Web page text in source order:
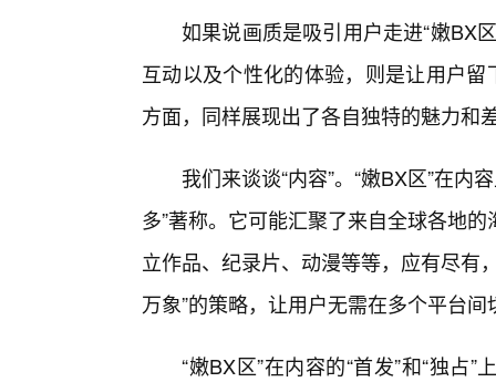
如果说画质是吸引用户走进“嫩BX
互动以及个性化的体验，则是让用户
方面，同样展现出了各自独特的魅力和
我们来谈谈“内容”。“嫩BX区”在内
多”著称。它可能汇聚了来自全球各地
立作品、纪录片、动漫等等，应有尽有
万象”的策略，让用户无需在多个平台
“嫩BX区”在内容的“首发”和“独占